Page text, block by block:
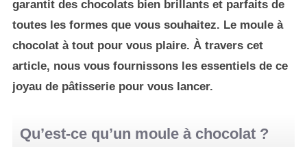
garantit des chocolats bien brillants et parfaits de
toutes les formes que vous souhaitez. Le moule à
chocolat à tout pour vous plaire. À travers cet
article, nous vous fournissons les essentiels de ce
joyau de pâtisserie pour vous lancer.
Qu’est-ce qu’un moule à chocolat ?